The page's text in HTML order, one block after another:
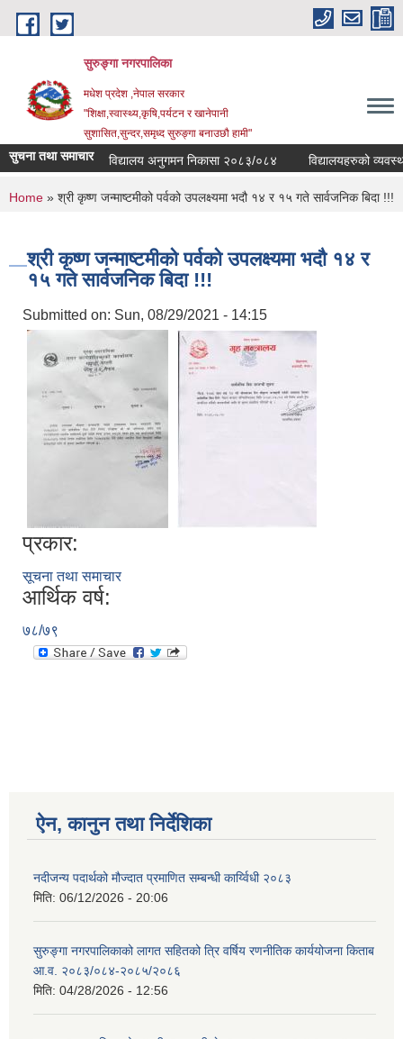
Skip to main content
सुरुङ्‍गा नगरपालिका
मधेश प्रदेश ,नेपाल सरकार
"शिक्षा,स्वास्थ्य,कृषि,पर्यटन र खानेपानी
सुशासित,सुन्दर,समृध्द सुरुङ्गा बनाउछौ हामी"
सुचना तथा समाचार विद्यालय अनुगमन निकासा २०८३/०८४ विद्यालयहरुको
You are here
Home » श्री कृष्ण जन्माष्टमीको पर्वको उपलक्ष्यमा भदौ १४ र १५ गते सार्वजनिक बिदा !!!
श्री कृष्ण जन्माष्टमीको पर्वको उपलक्ष्यमा भदौ १४ र
१५ गते सार्वजनिक बिदा !!!
Submitted on: Sun, 08/29/2021 - 14:15
प्रकार:
सूचना तथा समाचार
आर्थिक वर्ष:
७८/७९
ऐन, कानुन तथा निर्देशिका
नदीजन्य पदार्थको मौज्दात प्रमाणित सम्बन्धी कार्य्विधी २०८३
मिति: 06/12/2026 - 20:06
सुरुङ्गा नगरपालिकाको लागत सहितको त्रि वर्षिय रणनीतिक कार्ययोजना किताब
आ.व. २०८३/०८४-२०८५/२०८६
मिति: 04/28/2026 - 12:56